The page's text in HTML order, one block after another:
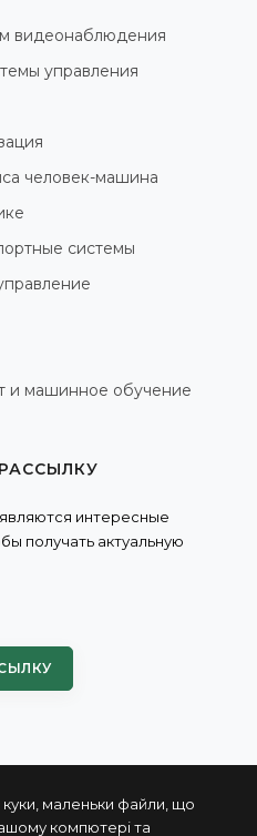
маленьки файли, що
компютері та
видеонаблюдения
управления
человек-машина
системы
и машинное обучение
интересные
получать актуальную